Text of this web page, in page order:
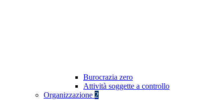
Burocrazia zero
Attività soggette a controllo
Organizzazione 2